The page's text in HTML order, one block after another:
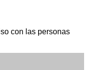
con las personas